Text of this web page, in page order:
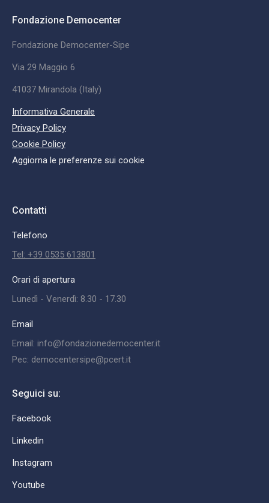
Fondazione Democenter
Fondazione Democenter-Sipe
Via 29 Maggio 6
41037 Mirandola (Italy)
Informativa Generale
Privacy Policy
Cookie Policy
Aggiorna le preferenze sui cookie
Contatti
Telefono
Tel: +39 0535 613801
Orari di apertura
Lunedì - Venerdì: 8.30 - 17.30
Email
Email: info@fondazionedemocenter.it
Pec: democentersipe@pcert.it
Seguici su:
Facebook
Linkedin
Instagram
Youtube